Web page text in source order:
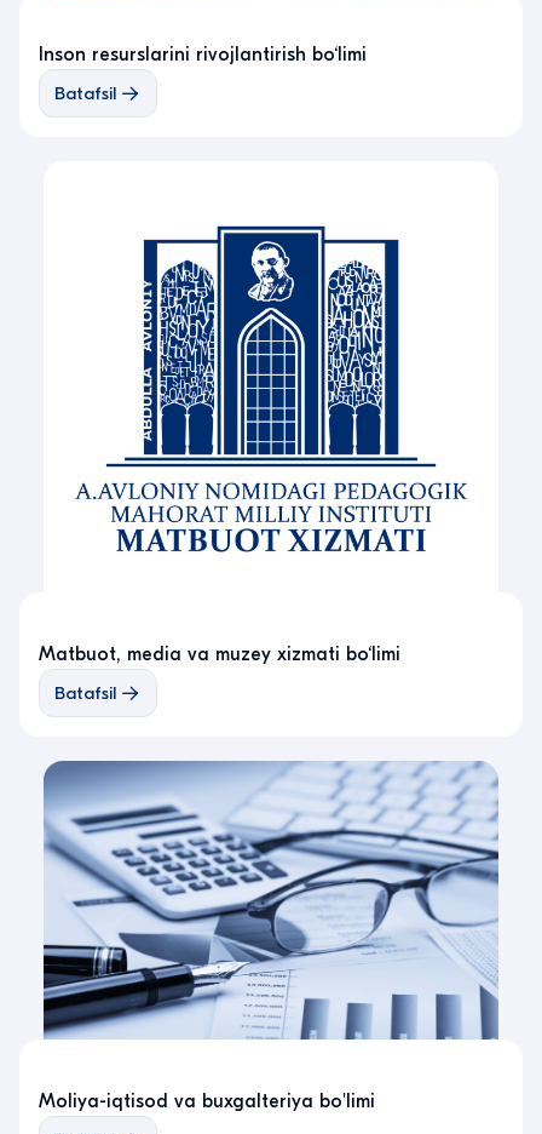
Inson resurslarini rivojlantirish bo‘limi
Batafsil
Matbuot, media va muzey xizmati bo‘limi
Batafsil
Moliya-iqtisod va buxgalteriya bo'limi